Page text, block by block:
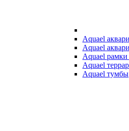
Aquael
Aquael
Aquael
Aquael
Aquael тумбы